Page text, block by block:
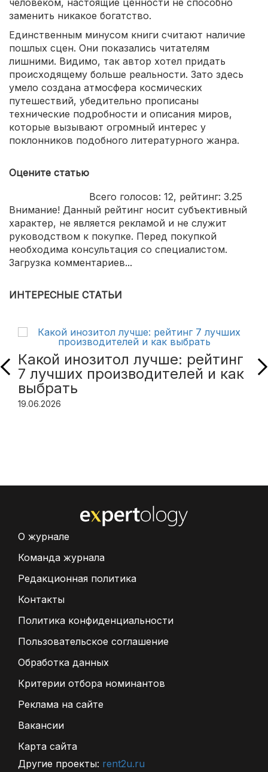
человеком, настоящие ценности не способно
заменить никакое богатство.
Единственным минусом книги считают наличие
пошлых сцен. Они показались читателям
лишними. Видимо, так автор хотел придать
происходящему больше реальности. Зато здесь
умело создана атмосфера космических
путешествий, убедительно прописаны
технические подробности и описания миров,
которые вызывают огромный интерес у
поклонников подобного литературного жанра.
Оцените статью
Всего голосов: 12, рейтинг: 3.25
Внимание! Данный рейтинг носит субъективный
характер, не является рекламой и не служит
руководством к покупке. Перед покупкой
необходима консультация со специалистом.
Загрузка комментариев...
ИНТЕРЕСНЫЕ СТАТЬИ
Какой инозитол лучше: рейтинг
7 лучших производителей и как
выбрать
19.06.2026
О журнале
Команда журнала
Редакционная политика
Контакты
Политика конфиденциальности
Пользовательское соглашение
Обработка данных
Критерии отбора номинантов
Реклама на сайте
Вакансии
Карта сайта
Другие проекты: rent2u.ru